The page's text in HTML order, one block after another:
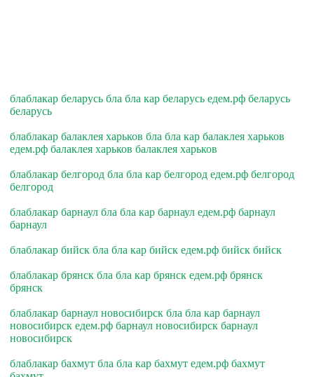
блаблакар беларусь бла бла кар беларусь едем.рф беларусь
беларусь
блаблакар балаклея харьков бла бла кар балаклея харьков
едем.рф балаклея харьков балаклея харьков
блаблакар белгород бла бла кар белгород едем.рф белгород
белгород
блаблакар барнаул бла бла кар барнаул едем.рф барнаул
барнаул
блаблакар бийск бла бла кар бийск едем.рф бийск бийск
блаблакар брянск бла бла кар брянск едем.рф брянск
брянск
блаблакар барнаул новосибирск бла бла кар барнаул
новосибирск едем.рф барнаул новосибирск барнаул
новосибирск
блаблакар бахмут бла бла кар бахмут едем.рф бахмут